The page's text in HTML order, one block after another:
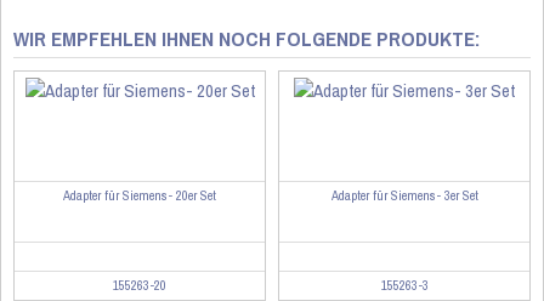
WIR EMPFEHLEN IHNEN NOCH FOLGENDE PRODUKTE:
Adapter für Siemens- 20er Set
155263-20
Adapter für Siemens- 3er Set
155263-3